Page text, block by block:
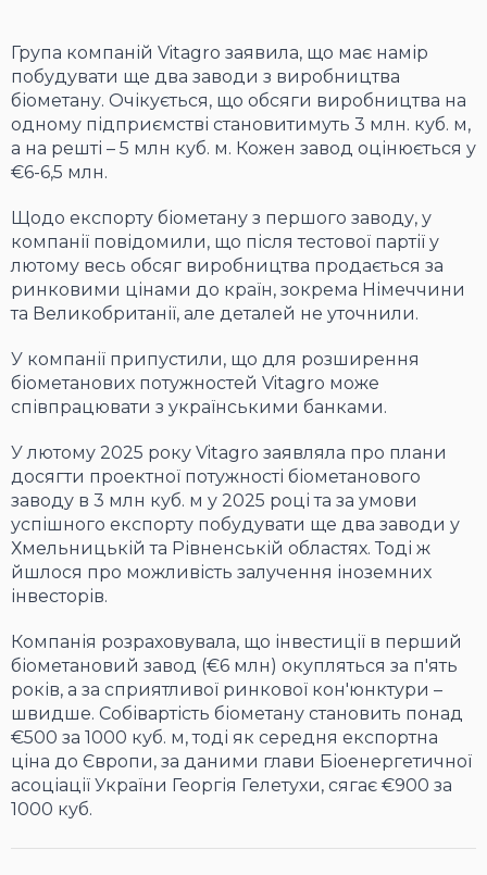
Група компаній Vitagro заявила, що має намір
побудувати ще два заводи з виробництва
біометану. Очікується, що обсяги виробництва на
одному підприємстві становитимуть 3 млн. куб. м,
а на решті – 5 млн куб. м. Кожен завод оцінюється у
€6-6,5 млн.
Щодо експорту біометану з першого заводу, у
компанії повідомили, що після тестової партії у
лютому весь обсяг виробництва продається за
ринковими цінами до країн, зокрема Німеччини
та Великобританії, але деталей не уточнили.
У компанії припустили, що для розширення
біометанових потужностей Vitagro може
співпрацювати з українськими банками.
У лютому 2025 року Vitagro заявляла про плани
досягти проектної потужності біометанового
заводу в 3 млн куб. м у 2025 році та за умови
успішного експорту побудувати ще два заводи у
Хмельницькій та Рівненській областях. Тоді ж
йшлося про можливість залучення іноземних
інвесторів.
Компанія розраховувала, що інвестиції в перший
біометановий завод (€6 млн) окупляться за п'ять
років, а за сприятливої ринкової кон'юнктури –
швидше. Собівартість біометану становить понад
€500 за 1000 куб. м, тоді як середня експортна
ціна до Європи, за даними глави Біоенергетичної
асоціації України Георгія Гелетухи, сягає €900 за
1000 куб.